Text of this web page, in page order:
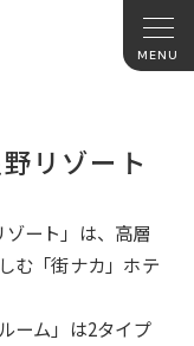
リゾート
ゾート」は、高層
む「街ナカ」ホテ
ーム」は2タイプ